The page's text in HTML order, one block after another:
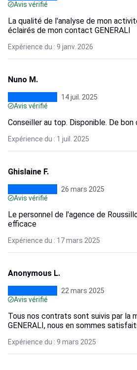
Avis vérifié
La qualité de l'analyse de mon
éclairés de mon contact GENERALI
Expérience du : 9 janv. 2026
Nuno M.
14 juil. 2025
Avis vérifié
Conseiller au top. Disponible. De bon
Expérience du : 1 juil. 2025
Ghislaine F.
26 mars 2025
Avis vérifié
Le personnel de l'agence de
efficace
Expérience du : 17 mars 2025
Anonymous L.
22 mars 2025
Avis vérifié
Tous nos contrats sont suivis par la
GENERALI, nous en sommes
Expérience du : 9 mars 2025